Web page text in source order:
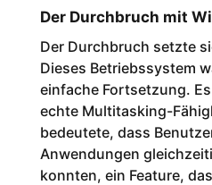
Der Durchbruch mit
Der Durchbruch setzte
Dieses Betriebssystem
einfache Fortsetzung.
echte Multitasking-
bedeutete, dass
Anwendungen
konnten, ein Feature,